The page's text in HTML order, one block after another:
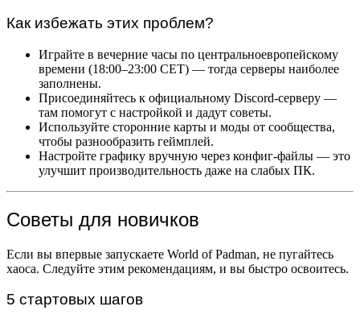
Как избежать этих проблем?
Играйте в вечерние часы по центральноевропейскому
времени (18:00–23:00 CET) — тогда серверы наиболее
заполнены.
Присоединяйтесь к официальному Discord-серверу —
там помогут с настройкой и дадут советы.
Используйте сторонние карты и моды от сообщества,
чтобы разнообразить геймплей.
Настройте графику вручную через конфиг-файлы — это
улучшит производительность даже на слабых ПК.
Советы для новичков
Если вы впервые запускаете World of Padman, не пугайтесь
хаоса. Следуйте этим рекомендациям, и вы быстро освоитесь.
5 стартовых шагов